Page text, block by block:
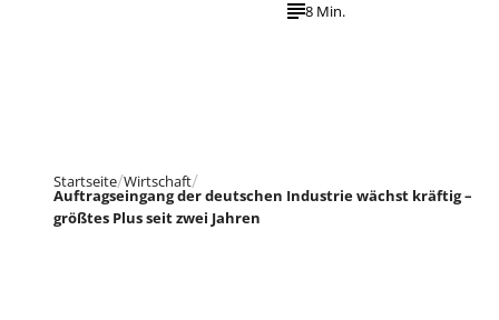
8 Min.
Startseite Wirtschaft
Auftragseingang der deutschen Industrie wächst kräftig –
größtes Plus seit zwei Jahren